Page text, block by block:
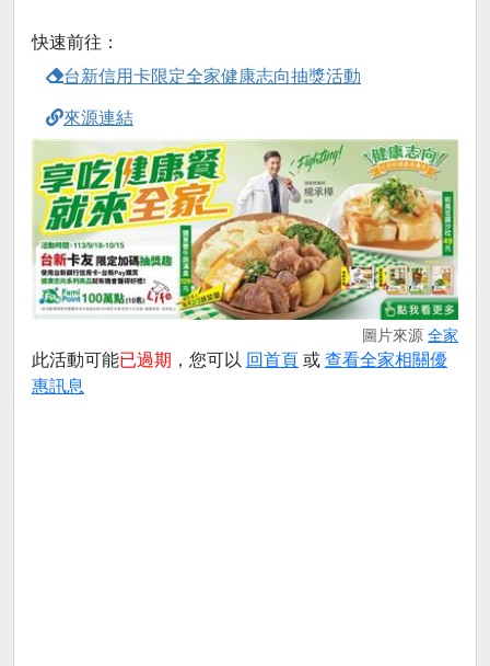
快速前往：
台新信用卡限定全家健康志向抽獎活動
來源連結
圖片來源 全家
此活動可能已過期 ，您可以 回首頁 或 查看全家相關優
惠訊息